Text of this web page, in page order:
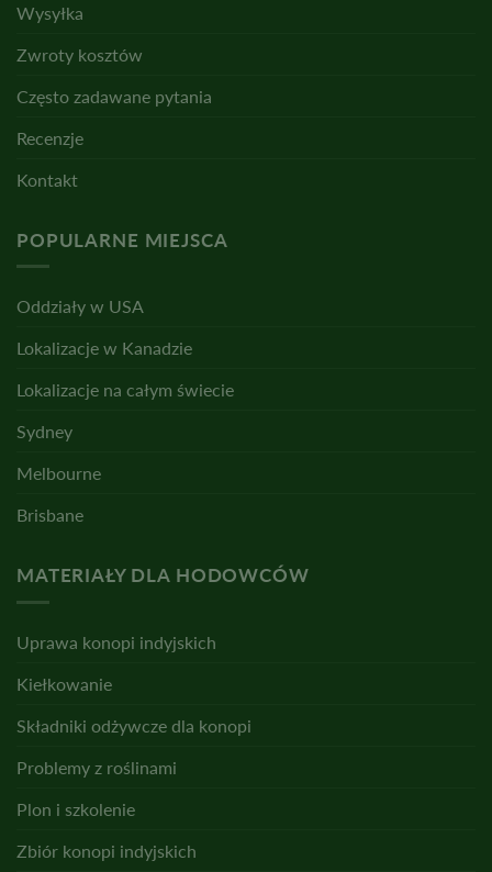
Wysyłka
Zwroty kosztów
Często zadawane pytania
Recenzje
Kontakt
POPULARNE MIEJSCA
Oddziały w USA
Lokalizacje w Kanadzie
Lokalizacje na całym świecie
Sydney
Melbourne
Brisbane
MATERIAŁY DLA HODOWCÓW
Uprawa konopi indyjskich
Kiełkowanie
Składniki odżywcze dla konopi
Problemy z roślinami
Plon i szkolenie
Zbiór konopi indyjskich